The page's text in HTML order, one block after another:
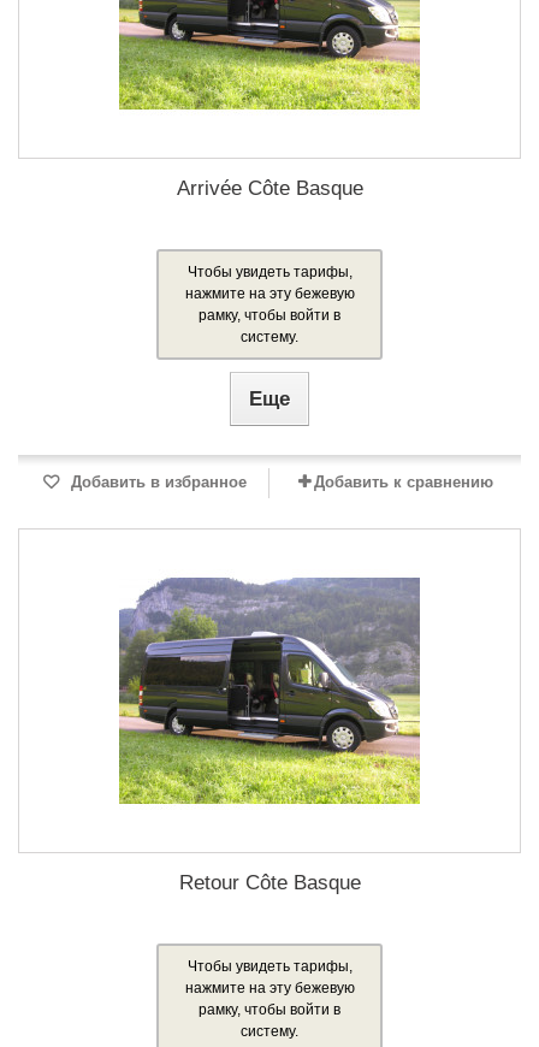
Arrivée Côte Basque
Чтобы увидеть тарифы,
нажмите на эту бежевую
рамку, чтобы войти в
систему.
Еще
Добавить в избранное Добавить к сравнению
Retour Côte Basque
Чтобы увидеть тарифы,
нажмите на эту бежевую
рамку, чтобы войти в
систему.